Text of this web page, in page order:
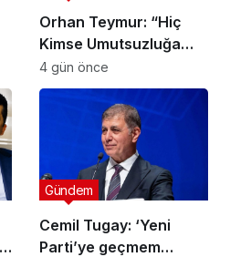
Orhan Teymur: “Hiç
Kimse Umutsuzluğa
Kapılmasın”
4 gün önce
Cemil Tugay: ‘Yeni
Parti’ye geçmem
Gündem